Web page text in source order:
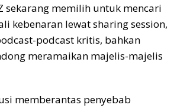
sekarang memilih untuk mencari
kebenaran lewat sharing session,
podcast kritis, bahkan
meramaikan majelis-majelis
memberantas penyebab